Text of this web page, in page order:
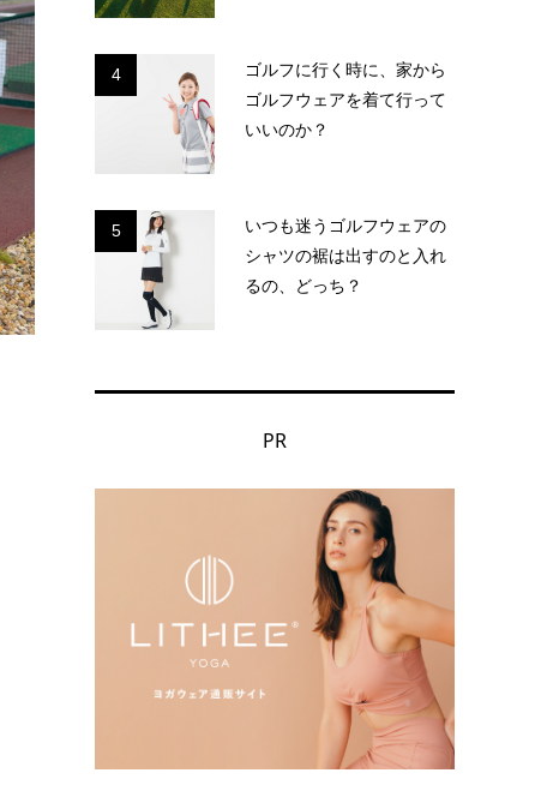
4
ゴルフに行く時に、家から
ゴルフウェアを着て行って
いいのか？
5
いつも迷うゴルフウェアの
シャツの裾は出すのと入れ
るの、どっち？
PR